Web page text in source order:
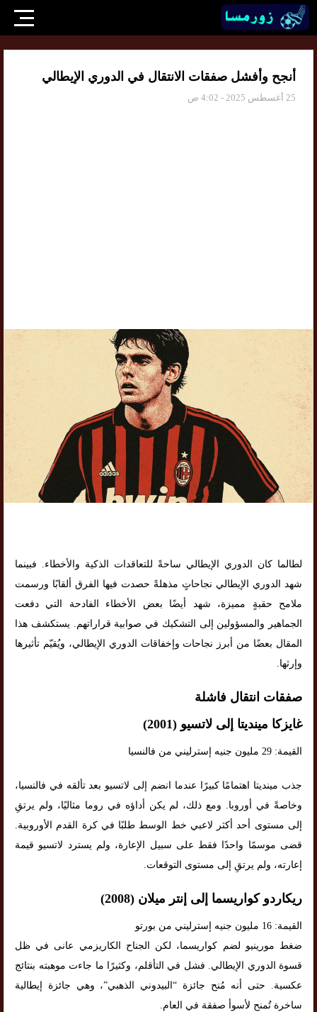
أنجح وأفشل صفقات الانتقال في الدوري الإيطالي
25 أغسطس 2025 - 4:02 ص
لطالما كان الدوري الإيطالي ساحةً للتعاقدات الذكية والأخطاء. فبينما
شهد الدوري الإيطالي نجاحاتٍ مذهلةً حصدت فيها الفرق ألقابًا ورسمت
ملامح حقبةٍ مميزة، شهد أيضًا بعض الأخطاء الفادحة التي دفعت
الجماهير والمسؤولين إلى التشكيك في صوابية قراراتهم. يستكشف هذا
المقال بعضًا من أبرز نجاحات وإخفاقات الدوري الإيطالي، ويُقيّم تأثيرها
وإرثها.
صفقات انتقال فاشلة
غايزكا مينديتا إلى لاتسيو (2001)
القيمة: 29 مليون جنيه إسترليني من فالنسيا
جذب مينديتا اهتمامًا كبيرًا عندما انضم إلى لاتسيو بعد تألقه في فالنسيا،
وخاصةً في أوروبا. ومع ذلك، لم يكن أداؤه في روما مثاليًا، ولم يرتقِ
إلى مستوى أحد أكثر لاعبي خط الوسط طلبًا في كرة القدم الأوروبية.
قضى موسمًا واحدًا فقط على سبيل الإعارة، ولم يسترد لاتسيو قيمة
إعارته، ولم يرتقِ إلى مستوى التوقعات.
ريكاردو كواريسما إلى إنتر ميلان (2008)
القيمة: 16 مليون جنيه إسترليني من بورتو
ضغط مورينيو لضم كواريسما، لكن الجناح الكاريزمي عانى في ظل
قسوة الدوري الإيطالي. فشل في التأقلم، وكثيرًا ما جاءت موهبته بنتائج
عكسية. حتى أنه مُنح جائزة “البيدوني الذهبي”، وهي جائزة إيطالية
ساخرة تُمنح لأسوأ صفقة في العام.